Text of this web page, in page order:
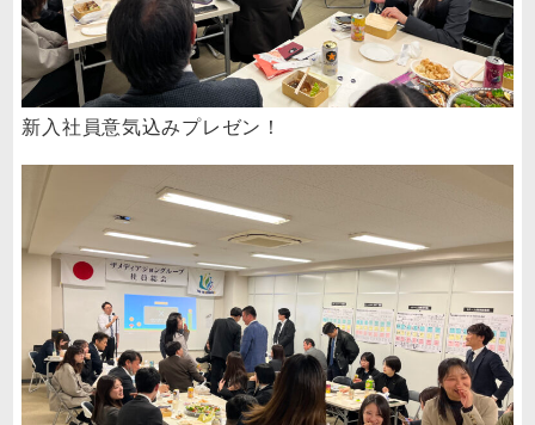
新入社員意気込みプレゼン！